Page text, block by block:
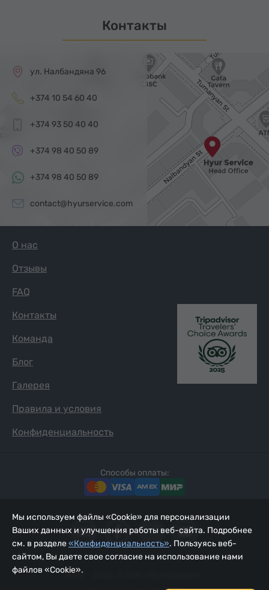
Контакты
ул. Налбандяна 96
+374 10 54 60 40
+374 93 50 40 40
+374 98 40 50 89
+374 98 40 50 89
contact@hyurservice.com
О нас
Отзывы
FAQ
Контакты
Команда
Блог
Галерея
Правила и условия
Конфиденциальность
Способы оплаты:
2002 - 2026, © ООО «Йур Сервис»;
Мы используем файлы «Cookie» для персонализации
Ваших данных и улучшения работы веб-сайта. Подробнее
см. в разделе«Конфиденциальность». Пользуясь веб-
сайтом, Вы даете свое согласие на использование нами
файлов «Cookie».